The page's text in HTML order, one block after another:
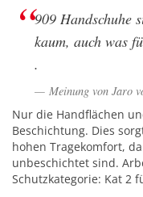
909 Handschuhe
kaum, auch was
.
Meinung von Jaro
Nur die Handflächen
Beschichtung. Dies
hohen Tragekomfort,
unbeschichtet sind.
Schutzkategorie: Kat 2